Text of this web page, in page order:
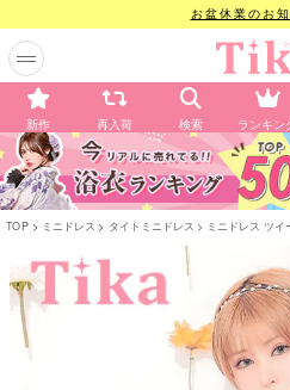
お盆休業のお
新作 再入荷 検索 ランキン
TOP ミニドレス タイトミニドレス ミニドレス ツ